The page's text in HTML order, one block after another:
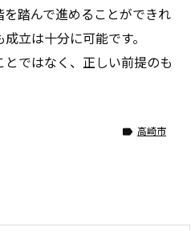
踏んで進めることができれ
立は十分に可能です。
ではなく、正しい前提のも
 高崎市